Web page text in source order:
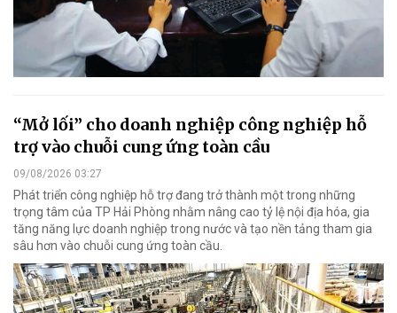
“Mở lối” cho doanh nghiệp công nghiệp hỗ
trợ vào chuỗi cung ứng toàn cầu
09/08/2026 03:27
Phát triển công nghiệp hỗ trợ đang trở thành một trong những
trọng tâm của TP Hải Phòng nhằm nâng cao tỷ lệ nội địa hóa, gia
tăng năng lực doanh nghiệp trong nước và tạo nền tảng tham gia
sâu hơn vào chuỗi cung ứng toàn cầu.